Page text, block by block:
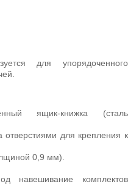
для упорядоченного
ящик-книжка (сталь
отверстиями для крепления к
0,9 мм).
навешивание комплектов